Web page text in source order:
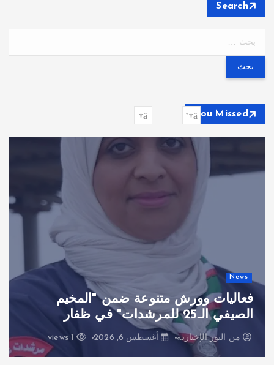
Search
ح
ع
You Missed
News
فعاليات وورش متنوعة ضمن "المخيم
الصيفي الـ25 للمرشدات" في ظفار
من النور الإخبارية أغسطس 6, 2026 1 views